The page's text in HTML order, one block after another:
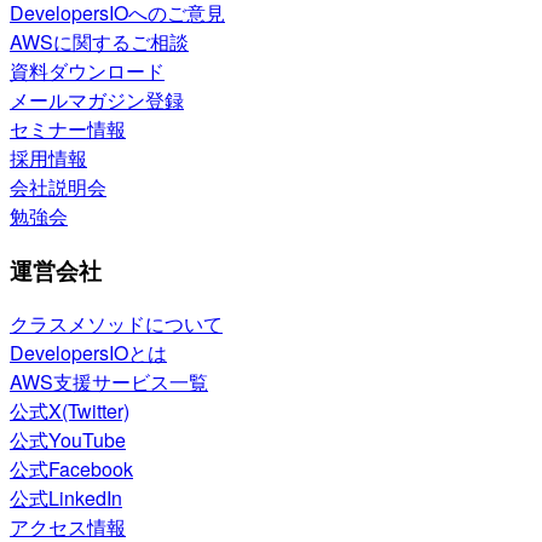
DevelopersIOへのご意見
AWSに関するご相談
資料ダウンロード
メールマガジン登録
セミナー情報
採用情報
会社説明会
勉強会
運営会社
クラスメソッドについて
DevelopersIOとは
AWS支援サービス一覧
公式X(Twitter)
公式YouTube
公式Facebook
公式LinkedIn
アクセス情報